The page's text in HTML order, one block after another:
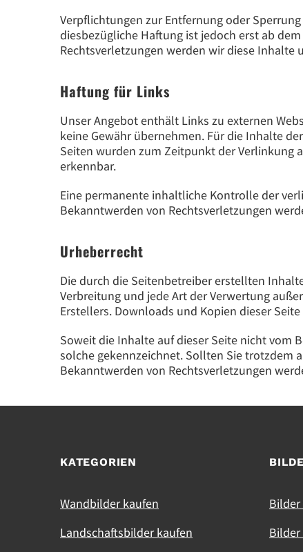
Verpflichtungen zur Entfernung oder
diesbezügliche Haftung ist jedoch erst ab
Rechtsverletzungen werden wir diese Inhalte
Haftung für Links
Unser Angebot enthält Links zu externen
keine Gewähr übernehmen. Für die Inhalte
Seiten wurden zum Zeitpunkt der Verlinkung
erkennbar.
Eine permanente inhaltliche Kontrolle der
Bekanntwerden von Rechtsverletzungen
Urheberrecht
Die durch die Seitenbetreiber erstellten
Verbreitung und jede Art der Verwertung
Erstellers. Downloads und Kopien dieser
Soweit die Inhalte auf dieser Seite nicht vom
solche gekennzeichnet. Sollten Sie trotzdem
Bekanntwerden von Rechtsverletzungen
KATEGORIEN
Wandbilder kaufen
Landschaftsbilder kaufen
Bilder